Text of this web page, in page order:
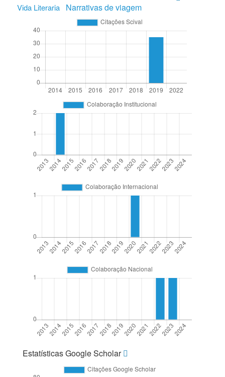
Vida Literaria Narrativas de viagem
Estatísticas Google Scholar